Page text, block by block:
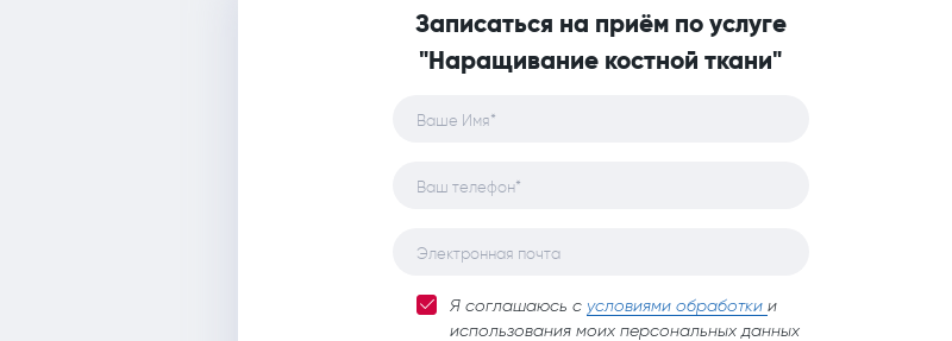
Записаться на приём по услуге
"Наращивание костной ткани"
Ваше Имя*
Ваш телефон*
Электронная почта
Я соглашаюсь с условиями обработки и
использования моих персональных данных